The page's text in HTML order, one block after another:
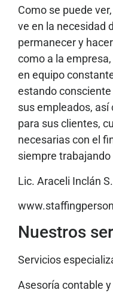
Como se puede
ve en la necesidad
permanecer y
como a la
en equipo
estando
sus empleados,
para sus clientes,
necesarias con el
siempre trabajando
Lic. Araceli Inclán S.
Nuestros
Servicios
Asesoría contable y